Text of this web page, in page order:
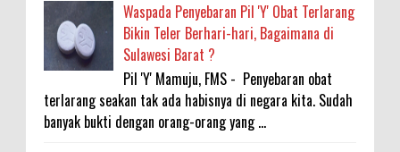
Waspada Penyebaran Pil 'Y' Obat Terlarang
Bikin Teler Berhari-hari, Bagaimana di
Sulawesi Barat ?
Pil 'Y' Mamuju, FMS - Penyebaran obat
terlarang seakan tak ada habisnya di negara kita. Sudah
banyak bukti dengan orang-orang yang ...